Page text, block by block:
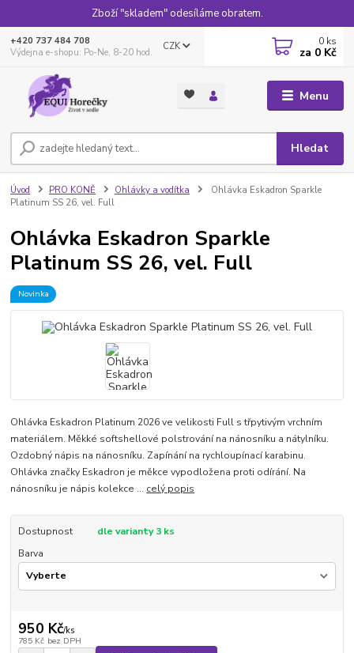
Zboží "skladem" odesíláme obratem.
Menu
CZK
Hledat
+420 737 484 708
Výdejna e-shopu: Po-Ne, 8-20 hod.
0 ks
za 0 Kč
Úvod PRO KONĚ Ohlávky a vodítka
Ohlávka Eskadron Sparkle
Platinum SS 26, vel. Full
Ohlávka Eskadron Sparkle
Platinum SS 26, vel. Full
Novinka
Ohlávka Eskadron Platinum 2026 ve velikosti Full s třpytivým vrchním
materiálem. Měkké softshellové polstrování na nánosníku a nátylníku.
Ozdobný nápis na nánosníku. Zapínání na rychloupínací karabinu.
Ohlávka značky Eskadron je měkce vypodložena proti odírání. Na
nánosníku je nápis kolekce ... celý popis
Dostupnost
dle varianty 3 ks
Barva
950 Kč/ks
785 Kč bez DPH